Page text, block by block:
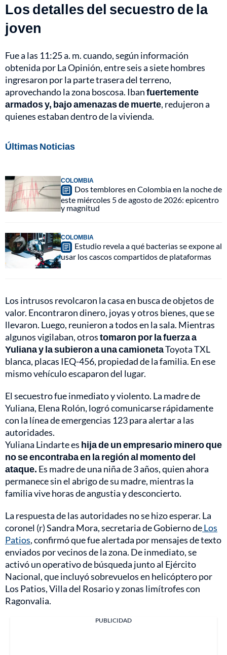
Los detalles del secuestro de la
joven
Fue a las 11:25 a. m. cuando, según información
obtenida por La Opinión, entre seis a siete hombres
ingresaron por la parte trasera del terreno,
aprovechando la zona boscosa. Ibanfuertemente
armados y, bajo amenazas de muerte, redujeron a
quienes estaban dentro de la vivienda.
Últimas Noticias
COLOMBIA
Dos temblores en Colombia en la noche de
este miércoles 5 de agosto de 2026: epicentro
y magnitud
COLOMBIA
Estudio revela a qué bacterias se expone al
usar los cascos compartidos de plataformas
Los intrusos revolcaron la casa en busca de objetos de
valor. Encontraron dinero, joyas y otros bienes, que se
llevaron. Luego, reunieron a todos en la sala. Mientras
algunos vigilaban, otrostomaron por la fuerza a
Yuliana y la subieron a una camionetaToyota TXL
blanca, placas IEQ-456, propiedad de la familia. En ese
mismo vehículo escaparon del lugar.
El secuestro fue inmediato y violento. La madre de
Yuliana, Elena Rolón, logró comunicarse rápidamente
con la línea de emergencias 123 para alertar a las
autoridades.
Yuliana Lindarte es hija de un empresario minero que
no se encontraba en la región al momento del
ataque. Es madre de una niña de 3 años, quien ahora
permanece sin el abrigo de su madre, mientras la
familia vive horas de angustia y desconcierto.
La respuesta de las autoridades no se hizo esperar. La
coronel (r) Sandra Mora, secretaria de Gobierno deLos
Patios, confirmó que fue alertada por mensajes de texto
enviados por vecinos de la zona. De inmediato, se
activó un operativo de búsqueda junto al Ejército
Nacional, que incluyó sobrevuelos en helicóptero por
Los Patios, Villa del Rosario y zonas limítrofes con
Ragonvalia.
PUBLICIDAD